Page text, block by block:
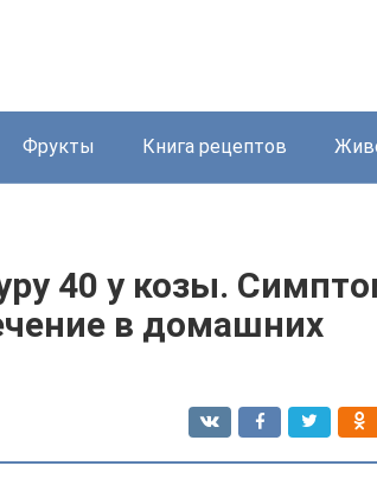
Фрукты Книга рецептов
40 у козы.
в домашних